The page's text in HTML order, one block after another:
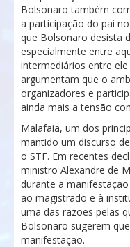
Bolsonaro também
a participação do pai
que Bolsonaro desista
especialmente entre
intermediários entre ele
argumentam que o
organizadores e
ainda mais a tensão
Malafaia, um dos
mantido um discurso
o STF. Em recentes
ministro Alexandre de
durante a
ao magistrado e à
uma das razões pelas
Bolsonaro sugerem
manifestação.